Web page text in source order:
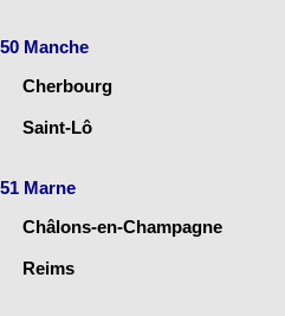
50 Manche
Cherbourg
Saint-Lô
51 Marne
Châlons-en-Champagne
Reims